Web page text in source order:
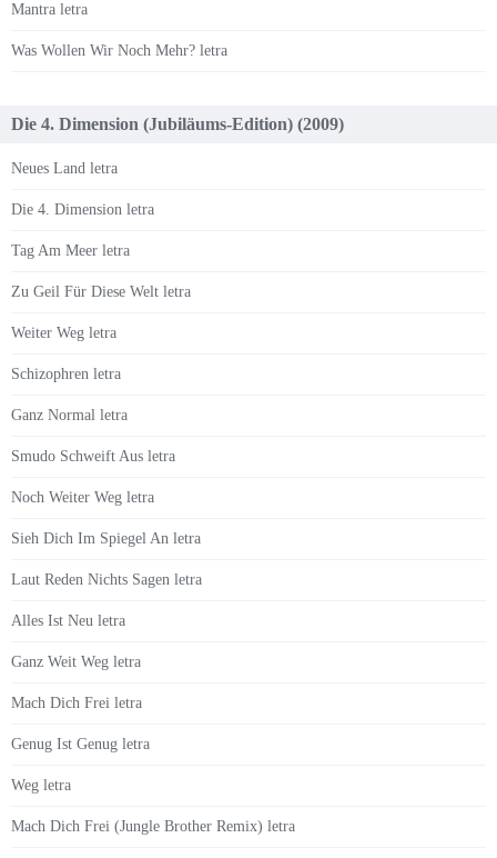
Mantra letra
Was Wollen Wir Noch Mehr? letra
Die 4. Dimension (Jubiläums-Edition) (2009)
Neues Land letra
Die 4. Dimension letra
Tag Am Meer letra
Zu Geil Für Diese Welt letra
Weiter Weg letra
Schizophren letra
Ganz Normal letra
Smudo Schweift Aus letra
Noch Weiter Weg letra
Sieh Dich Im Spiegel An letra
Laut Reden Nichts Sagen letra
Alles Ist Neu letra
Ganz Weit Weg letra
Mach Dich Frei letra
Genug Ist Genug letra
Weg letra
Mach Dich Frei (Jungle Brother Remix) letra